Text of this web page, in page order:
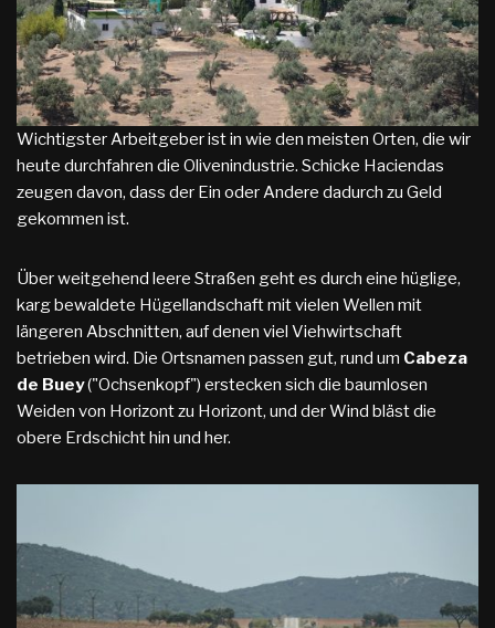
Wichtigster Arbeitgeber ist in wie den meisten Orten, die wir
heute durchfahren die Olivenindustrie. Schicke Haciendas
zeugen davon, dass der Ein oder Andere dadurch zu Geld
gekommen ist.
Über weitgehend leere Straßen geht es durch eine hüglige,
karg bewaldete Hügellandschaft mit vielen Wellen mit
längeren Abschnitten, auf denen viel Viehwirtschaft
betrieben wird. Die Ortsnamen passen gut, rund um Cabeza
de Buey("Ochsenkopf") erstecken sich die baumlosen
Weiden von Horizont zu Horizont, und der Wind bläst die
obere Erdschicht hin und her.